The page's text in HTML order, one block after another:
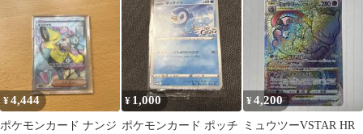
¥4,444
ポケモンカード ナンジ
¥1,000
ポケモンカード ポッチ
¥4,200
ミュウツーVSTAR HR